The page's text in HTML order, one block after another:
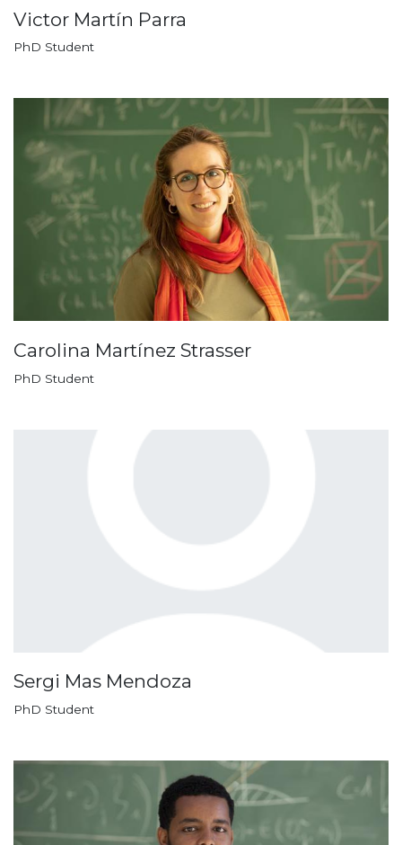
Victor Martín Parra
PhD Student
Carolina Martínez Strasser
PhD Student
Sergi Mas Mendoza
PhD Student